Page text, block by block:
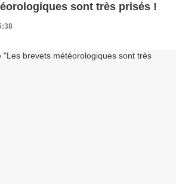
sont très prisés !